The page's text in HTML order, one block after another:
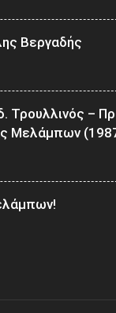
Βεργαδής
Τρουλλινός –
Μελάμπων